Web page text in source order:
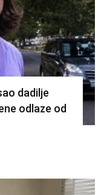
dadilje
odlaze od